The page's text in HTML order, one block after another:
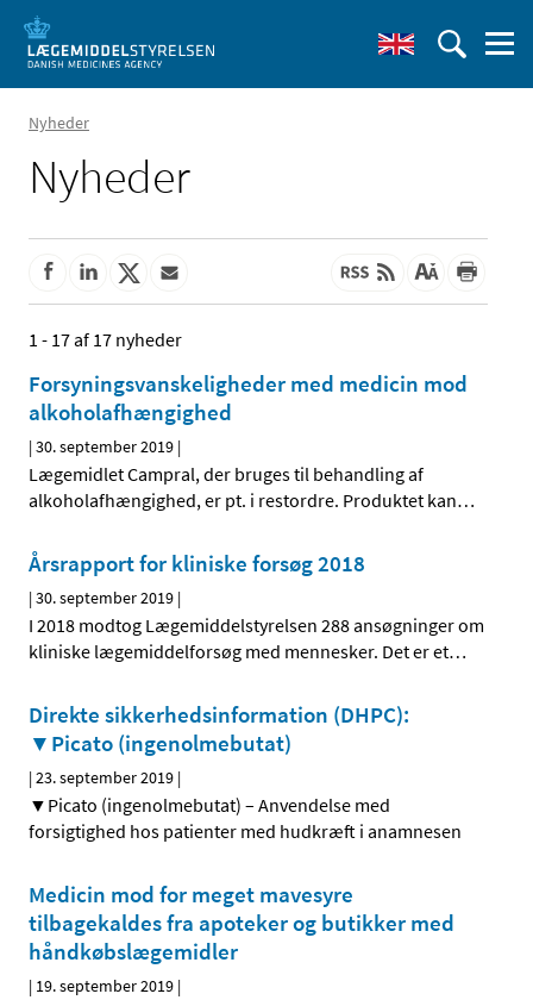
Nyheder
Nyheder
1 - 17 af 17 nyheder
Forsyningsvanskeligheder med medicin mod
alkoholafhængighed
|30. september 2019 |
Lægemidlet Campral, der bruges til behandling af
alkoholafhængighed, er pt. i restordre. Produktet kan…
Årsrapport for kliniske forsøg 2018
|30. september 2019 |
I 2018 modtog Lægemiddelstyrelsen 288 ansøgninger om
kliniske lægemiddelforsøg med mennesker. Det er et…
Direkte sikkerhedsinformation (DHPC):
▼Picato (ingenolmebutat)
|23. september 2019 |
▼Picato (ingenolmebutat) – Anvendelse med
forsigtighed hos patienter med hudkræft i anamnesen
Medicin mod for meget mavesyre
tilbagekaldes fra apoteker og butikker med
håndkøbslægemidler
| 19. september 2019 |